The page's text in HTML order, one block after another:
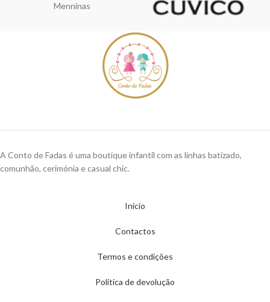
Menninas
A Conto de Fadas é uma boutique infantil com as linhas batizado,
comunhão, cerimónia e casual chic.
Início
Contactos
Termos e condições
Política de devolução